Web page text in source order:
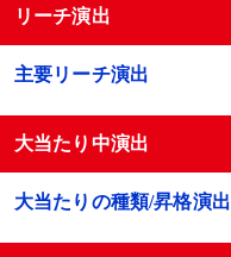
リーチ演出
主要リーチ演出
大当たり中演出
大当たりの種類/昇格演出